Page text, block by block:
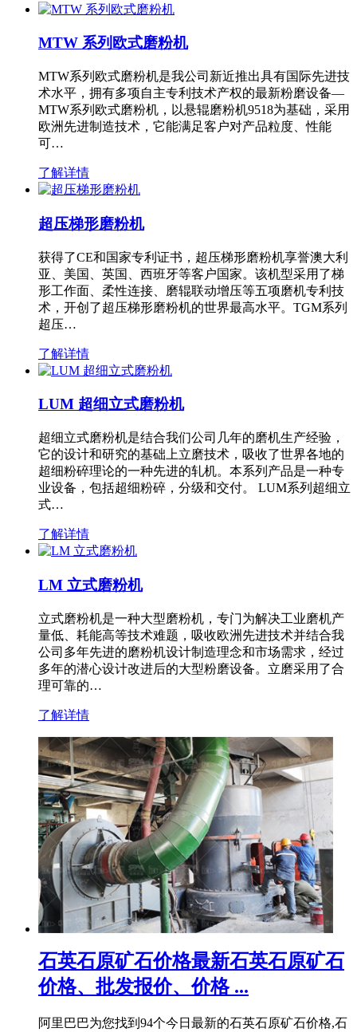
MTW 系列欧式磨粉机
MTW系列欧式磨粉机是我公司新近推出具有国际先进技
术水平，拥有多项自主专利技术产权的最新粉磨设备—
MTW系列欧式磨粉机，以悬辊磨粉机9518为基础，采用
欧洲先进制造技术，它能满足客户对产品粒度、性能
可…
了解详情
超压梯形磨粉机
获得了CE和国家专利证书，超压梯形磨粉机享誉澳大利
亚、美国、英国、西班牙等客户国家。该机型采用了梯
形工作面、柔性连接、磨辊联动增压等五项磨机专利技
术，开创了超压梯形磨粉机的世界最高水平。TGM系列
超压…
了解详情
LUM 超细立式磨粉机
超细立式磨粉机是结合我们公司几年的磨机生产经验，
它的设计和研究的基础上立磨技术，吸收了世界各地的
超细粉碎理论的一种先进的轧机。本系列产品是一种专
业设备，包括超细粉碎，分级和交付。 LUM系列超细立
式…
了解详情
LM 立式磨粉机
立式磨粉机是一种大型磨粉机，专门为解决工业磨机产
量低、耗能高等技术难题，吸收欧洲先进技术并结合我
公司多年先进的磨粉机设计制造理念和市场需求，经过
多年的潜心设计改进后的大型粉磨设备。立磨采用了合
理可靠的…
了解详情
石英石原矿石价格最新石英石原矿石
价格、批发报价、价格 ...
阿里巴巴为您找到94个今日最新的石英石原矿石价格,石